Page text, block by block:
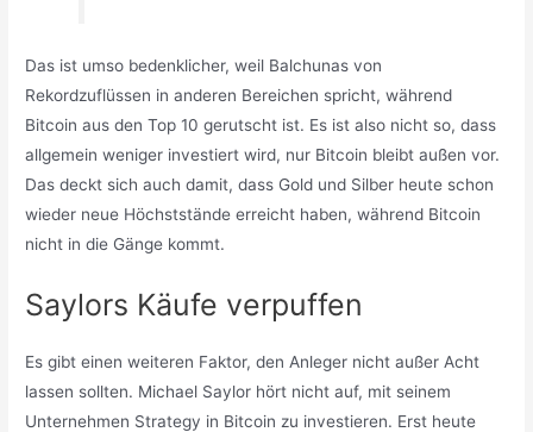
Das ist umso bedenklicher, weil Balchunas von
Rekordzuflüssen in anderen Bereichen spricht, während
Bitcoin aus den Top 10 gerutscht ist. Es ist also nicht so, dass
allgemein weniger investiert wird, nur Bitcoin bleibt außen vor.
Das deckt sich auch damit, dass Gold und Silber heute schon
wieder neue Höchststände erreicht haben, während Bitcoin
nicht in die Gänge kommt.
Saylors Käufe verpuffen
Es gibt einen weiteren Faktor, den Anleger nicht außer Acht
lassen sollten. Michael Saylor hört nicht auf, mit seinem
Unternehmen Strategy in Bitcoin zu investieren. Erst heute